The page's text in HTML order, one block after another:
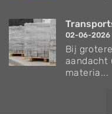
02-06-2026
Bij
aandacht
materia...